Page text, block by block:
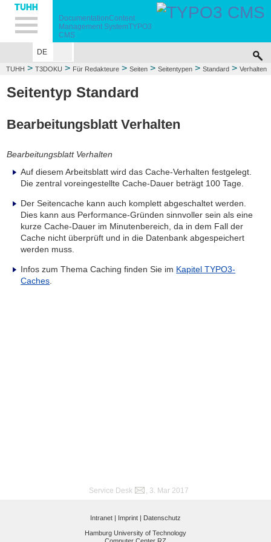
Hauptnavigation
Unternavigation
Inhalt
Suche
DocumentationContent
Management SystemTYPO3
CMS
DE
TUHH > T3DOKU > Für Redakteure > Seiten > Seitentypen > Standard > Verhalten
Seitentyp Standard
Bearbeitungsblatt Verhalten
Bearbeitungsblatt Verhalten
Auf diesem Arbeitsblatt wird das Cache-Verhalten festgelegt.
Die zentral voreingestellte Cache-Dauer beträgt 100 Tage.
Der Seitencache kann auch komplett abgeschaltet werden.
Dies kann aus Performance-Gründen sinnvoller sein als eine
kurze Cache-Dauer im Minutenbereich, da in dem Fall der
Cache nicht überprüft und in die Datenbank abgespeichert
werden muss.
Infos zum Thema Caching finden Sie im Kapitel TYPO3-
Caches
Service Desk , 3. Mar 2017
Intranet | Imprint | Datenschutz
Hamburg University of Technology